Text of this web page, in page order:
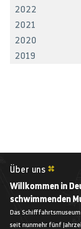
2022
2021
2020
2019
Über uns
Willkommen in
schwimmenden
Das
seit nunmehr fünf